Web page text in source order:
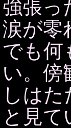
強張っ
涙が零
でも何
い。傍
しは
と見て